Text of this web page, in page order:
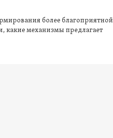
более благоприятной
какие механизмы предлагает